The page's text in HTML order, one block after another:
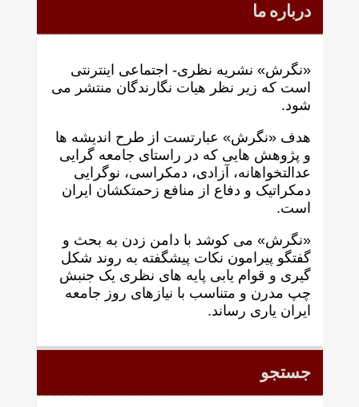
درباره ما
«نگرش» نشریه نظری- اجتماعی اینترنتی
است که زير نظر هيات نگارندگان منتشر می
شود.
هدف «نگرش» عبارتست از طرح انديشه ها
و پژوهش هايی که در راستای جامعه گرايی
عدالتخواهانه، آزادی، دمکراسی، نوگرايی
دمکراتيک و دفاع از منافع زحمتکشان ايران
است.
«نگرش» می کوشد با دامن زدن به بحث و
گفتگو پيرامون نکات پیشگفته به روند شکل
گيری و قوام يابی پايه های نظری يک جنبش
چپ مدرن و متناسب با نيازهای روز جامعه
ايران ياری رساند.
جستجو